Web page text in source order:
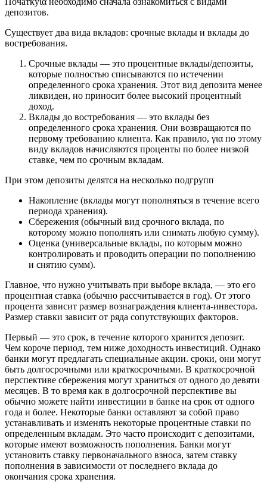
депозитов.
Существует два вида вкладов: срочные вклады и вклады до
востребования.
Срочные вклады — это процентные вклады/депозиты,
которые полностью списываются по истечении
определенного срока хранения. Этот вид депозита менее
ликвиден, но приносит более высокий процентный
доход.
Вклады до востребования — это вклады без
определенного срока хранения. Они возвращаются по
первому требованию клиента. Как правило, για по этому
виду вкладов начисляются проценты по более низкой
ставке, чем по срочным вкладам.
При этом депозиты делятся на несколько подгрупп
Накопление (вклады могут пополняться в течение всего
периода хранения).
Сбережения (обычный вид срочного вклада, по
которому можно пополнять или снимать любую сумму).
Оценка (универсальные вклады, по которым можно
контролировать и проводить операции по пополнению
и снятию сумм).
Главное, что нужно учитывать при выборе вклада, — это его
процентная ставка (обычно рассчитывается в год). От этого
процента зависит размер вознаграждения клиента-инвестора.
Размер ставки зависит от ряда сопутствующих факторов.
Первый — это срок, в течение которого хранится депозит.
Чем короче период, тем ниже доходность инвестиций. Однако
банки могут предлагать специальные акции. сроки, они могут
быть долгосрочными или краткосрочными. В краткосрочной
перспективе сбережения могут храниться от одного до девяти
месяцев. В то время как в долгосрочной перспективе вы
обычно можете найти инвестиции в банке на срок от одного
года и более. Некоторые банки оставляют за собой право
устанавливать и изменять некоторые процентные ставки по
определенным вкладам. Это часто происходит с депозитами,
которые имеют возможность пополнения. Банки могут
установить ставку первоначального взноса, затем ставку
пополнения в зависимости от последнего вклада до
окончания срока хранения.